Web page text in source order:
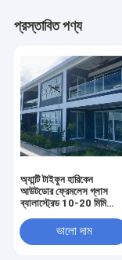
প্রস্তাবিত পণ্য
অ্যান্টি টাইফুন হারিকেন
আউটডোর ফ্রেমলেস গ্লাস
ব্যালাস্ট্রেড 10-20 মিমি
ভালো দাম